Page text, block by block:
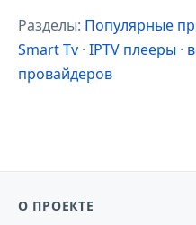
Разделы: Популярные
Smart Tv · IPTV плееры ·
провайдеров
О ПРОЕКТЕ